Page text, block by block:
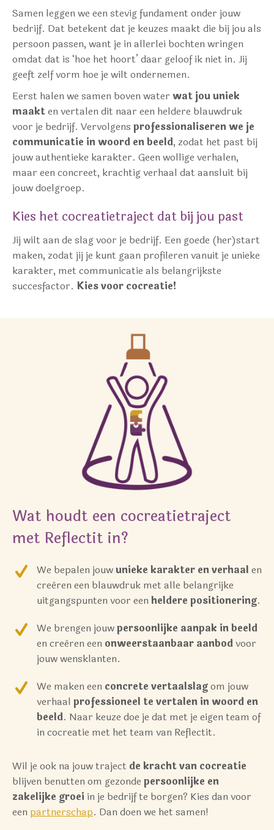
Samen leggen we een stevig fundament onder jouw
bedrijf. Dat betekent dat je keuzes maakt die bij jou als
persoon passen, want je in allerlei bochten wringen
omdat dat is ‘hoe het hoort’ daar geloof ik niet in. Jij
geeft zelf vorm hoe je wilt ondernemen.
Eerst halen we samen boven water wat jou uniek
maakten vertalen dit naar een heldere blauwdruk
voor je bedrijf. Vervolgens professionaliseren we je
communicatie in woord en beeld, zodat het past bij
jouw authentieke karakter. Geen wollige verhalen,
maar een concreet, krachtig verhaal dat aansluit bij
jouw doelgroep.
Kies het cocreatietraject dat bij jou past
Jij wilt aan de slag voor je bedrijf. Een goede (her)start
maken, zodat jij je kunt gaan profileren vanuit je unieke
karakter, met communicatie als belangrijkste
succesfactor. Kies voor cocreatie!
Wat houdt een cocreatietraject
met Reflectit in?
We bepalen jouwunieke karakter en verhaal en
creëren een blauwdruk met alle belangrijke
uitgangspunten voor eenheldere positionering.
We brengen jouwpersoonlijke aanpak in beeld
en creëren een onweerstaanbaar aanbodvoor
jouw wensklanten.
We maken een concrete vertaalslagom jouw
verhaal professioneel te vertalen in woord en
beeld. Naar keuze doe je dat met je eigen team of
in cocreatie met het team van Reflectit.
Wil je ook na jouw traject de kracht van cocreatie
blijven benutten om gezonde persoonlijke en
zakelijke groei in je bedrijf te borgen? Kies dan voor
een partnerschap. Dan doen we het samen!